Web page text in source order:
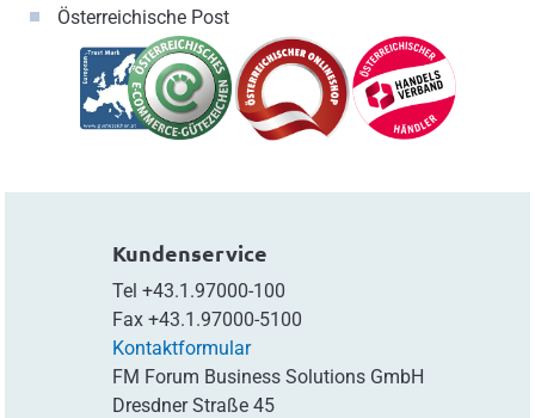
Österreichische Post
Kundenservice
Tel +43.1.97000-100
Fax +43.1.97000-5100
Kontaktformular
FM Forum Business Solutions GmbH
Dresdner Straße 45